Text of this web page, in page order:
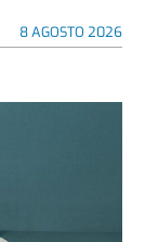
8 AGOSTO 2026